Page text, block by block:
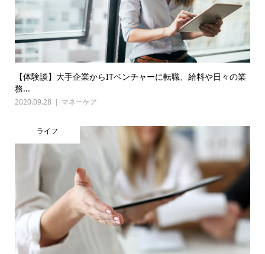
【体験談】大手企業からITベンチャーに転職、給料や日々の業
務...
2020.09.28 マネーケア
ライフ